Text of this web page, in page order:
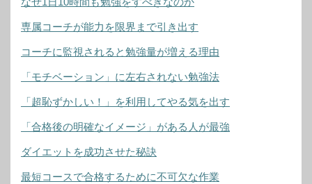
専属コーチが能力を限界まで引き出す
コーチに監視されると勉強量が増える理由
「モチベーション」に左右されない勉強法
「超恥ずかしい！」を利用してやる気を出す
「合格後の明確なイメージ」がある人が最強
ダイエットを成功させた秘訣
最短コースで合格するために不可欠な作業